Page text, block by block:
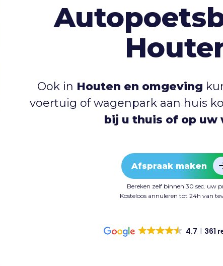
Ook in Houten en omgeving
voertuig of wagenpark aan huis
bij u thuis of op uw
Afspraak maken
Bereken zelf binnen 30 sec. uw
Kosteloos annuleren tot 24h van
4.7 361